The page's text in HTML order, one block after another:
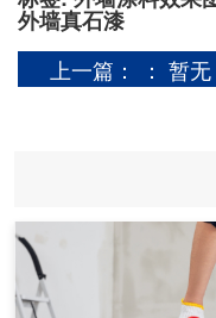
外墙真石漆
上一篇：
： 暂无